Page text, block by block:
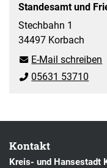
Standesamt und
Stechbahn 1
34497 Korbach
E-Mail schreiben
05631 53710
Kontakt
Kreis- und Hansestadt